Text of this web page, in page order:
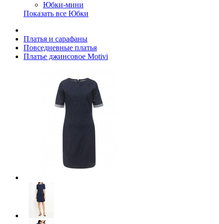
Юбки-мини
Показать все Юбки
Платья и сарафаны
Повседневные платья
Платье джинсовое Motivi